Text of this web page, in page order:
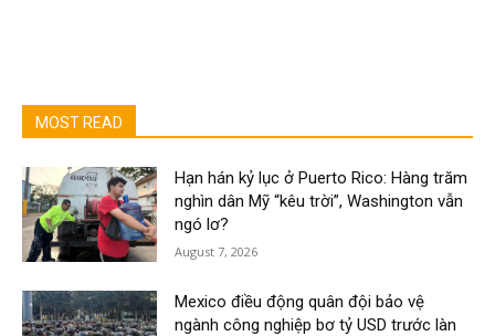
MOST READ
Hạn hán kỷ lục ở Puerto Rico: Hàng trăm
nghìn dân Mỹ “kêu trời”, Washington vẫn
ngó lơ?
August 7, 2026
Mexico điều động quân đội bảo vệ
ngành công nghiệp bơ tỷ USD trước làn